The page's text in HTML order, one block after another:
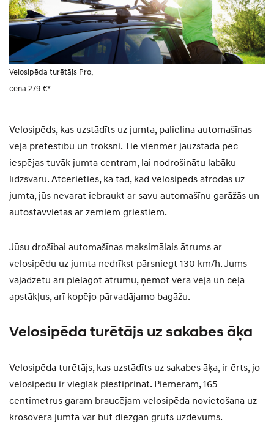
Velosipēda turētājs Pro,
cena 279 €*.
Velosipēds, kas uzstādīts uz jumta, palielina automašīnas
vēja pretestību un troksni. Tie vienmēr jāuzstāda pēc
iespējas tuvāk jumta centram, lai nodrošinātu labāku
līdzsvaru. Atcerieties, ka tad, kad velosipēds atrodas uz
jumta, jūs nevarat iebraukt ar savu automašīnu garāžās un
autostāvvietās ar zemiem griestiem.
Jūsu drošībai automašīnas maksimālais ātrums ar
velosipēdu uz jumta nedrīkst pārsniegt 130 km/h. Jums
vajadzētu arī pielāgot ātrumu, ņemot vērā vēja un ceļa
apstākļus, arī kopējo pārvadājamo bagāžu.
Velosipēda turētājs uz sakabes āķa
Velosipēda turētājs, kas uzstādīts uz sakabes āķa, ir ērts, jo
velosipēdu ir vieglāk piestiprināt. Piemēram, 165
centimetrus garam braucējam velosipēda novietošana uz
krosovera jumta var būt diezgan grūts uzdevums.